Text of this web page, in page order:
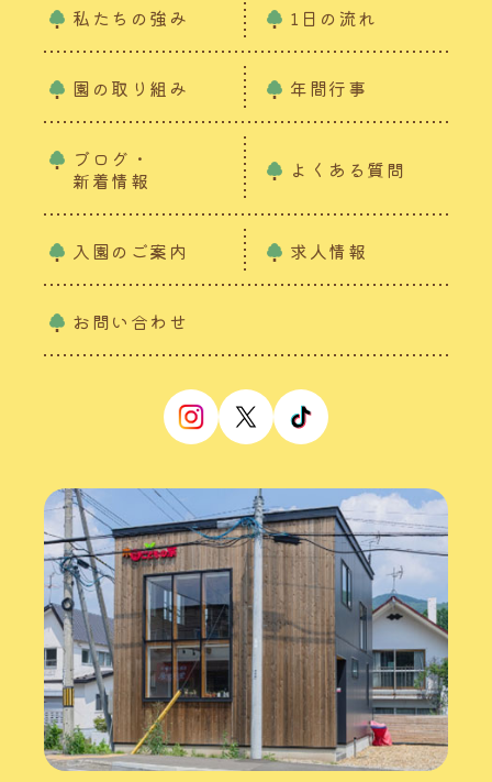
私たちの強み 1日の流れ
園の取り組み 年間行事
ブログ・
新着情報
よくある質問
入園のご案内 求人情報
お問い合わせ